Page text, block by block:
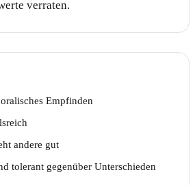
verraten.
Empfinden
andere gut
tolerant gegenüber Unterschieden